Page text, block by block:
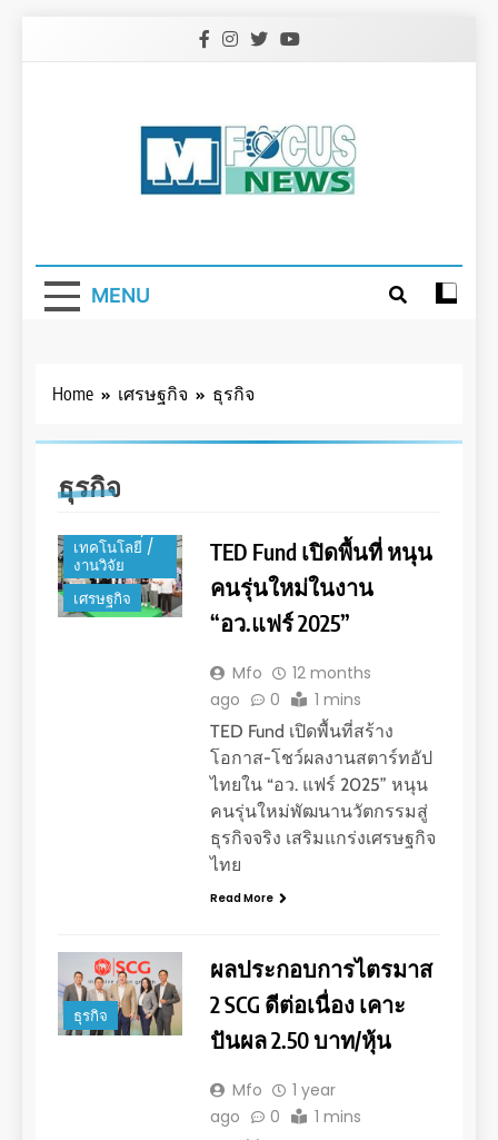
MENU
Home เศรษฐกิจ ธุรกิจ
ธุรกิจ
ธุรกิจ
นวัตกรรม /
เทคโนโลยี /
งานวิจัย
เศรษฐกิจ
TED Fund เปิดพื้นที่ หนุน
คนรุ่นใหม่ในงาน
“อว.แฟร์ 2025”
Mfo
12 months
ago
0 1 mins
TED Fund เปิดพื้นที่สร้าง
โอกาส-โชว์ผลงานสตาร์ทอัป
ไทยใน “อว. แฟร์ 2025” หนุน
คนรุ่นใหม่พัฒนานวัตกรรมสู่
ธุรกิจจริง เสริมแกร่งเศรษฐกิจ
ไทย
Read More
ธุรกิจ
ผลประกอบการไตรมาส
2 SCG ดีต่อเนื่อง เคาะ
ปันผล 2.50 บาท/หุ้น
Mfo
1 year
ago
0 1 mins